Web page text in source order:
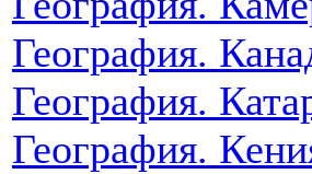
География.
География.
География.